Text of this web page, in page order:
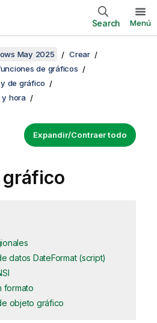
Search Menú
May 2025
Crear
de gráficos
de gráfico
y hora
Expandir/Contraer todo
datos DateFormat (script)
formato
objeto gráfico